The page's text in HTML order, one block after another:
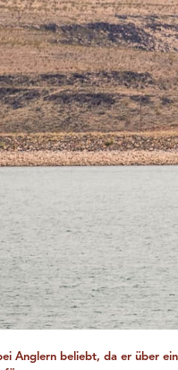
Anglern beliebt, da er über